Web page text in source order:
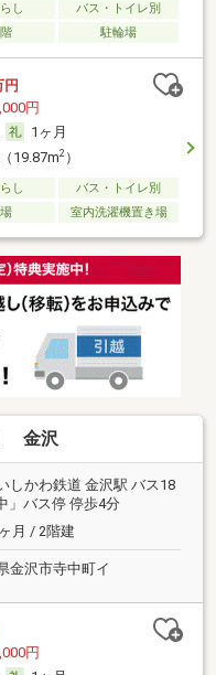
し
バス・トイレ別
駐輪場
円
円
1ヶ月
19.87m2）
し
バス・トイレ別
室内洗濯機置き場
金沢
しかわ鉄道 金沢駅 バス18
」バス停 停歩4分
月 / 2階建
金沢市寺中町イ
円